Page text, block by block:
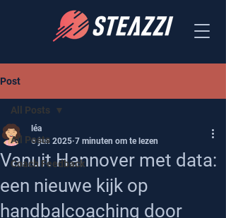
Post
All Posts
Coach Feedback
All Posts
Vanuit Hannover met data:
een nieuwe kijk op
handbalcoaching door
léa
6 jun 2025 7 minuten om te lezen